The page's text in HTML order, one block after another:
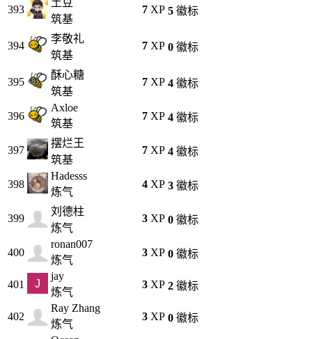
393
筑基
7 XP 5 徽标
394
李敬礼
筑基
7 XP 0 徽标
395
酥心糖
筑基
7 XP 4 徽标
396
Axloe
筑基
7 XP 4 徽标
397
摆烂王
筑基
7 XP 4 徽标
398
Hadesss
炼气
4 XP 3 徽标
399
刘德柱
炼气
3 XP 0 徽标
400
ronan007
炼气
3 XP 0 徽标
401
jay
炼气
3 XP 2 徽标
402
Ray Zhang
炼气
3 XP 0 徽标